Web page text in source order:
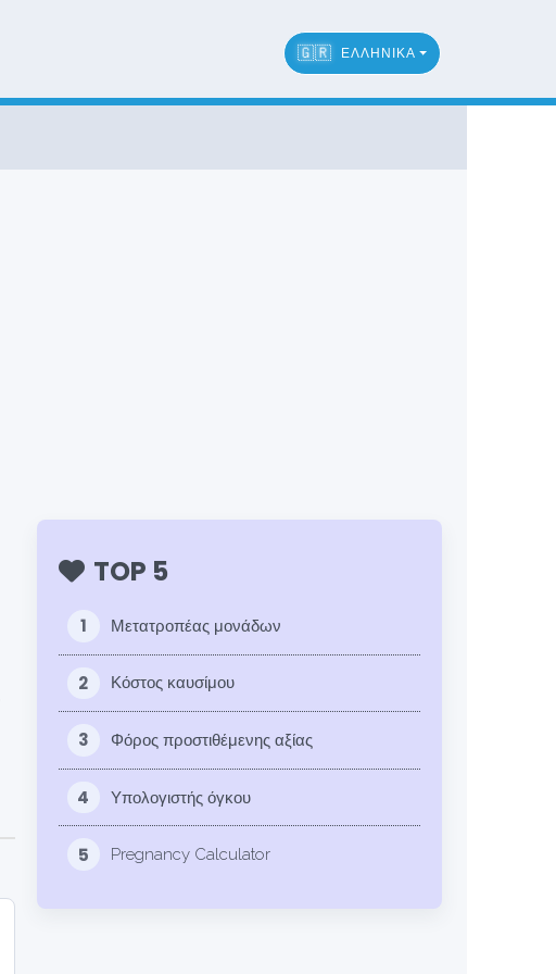
🇬🇷 ΕΛΛΗΝΙΚΆ
TOP 5
1 Μετατροπέας μονάδων
2 Κόστος καυσίμου
3 Φόρος προστιθέμενης αξίας
4 Υπολογιστής όγκου
5 Pregnancy Calculator